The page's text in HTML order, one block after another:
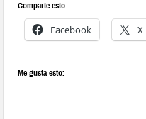
Comparte esto:
Facebook X
Me gusta esto: